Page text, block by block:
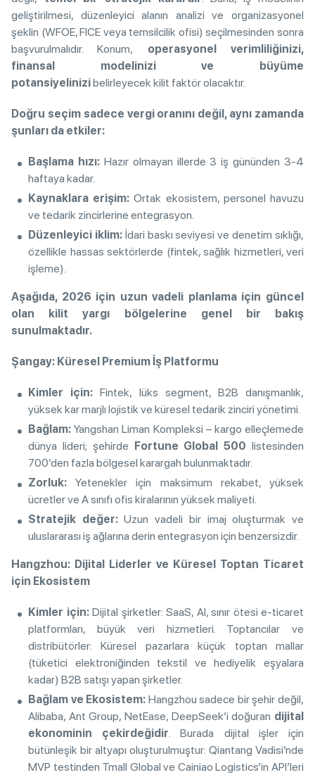
geliştirilmesi, düzenleyici alanın analizi ve organizasyonel
şeklin (WFOE, FICE veya temsilcilik ofisi) seçilmesinden sonra
başvurulmalıdır. Konum, operasyonel verimliliğinizi,
finansal modelinizi ve büyüme
potansiyelinizibelirleyecek kilit faktör olacaktır.
Doğru seçim sadece vergi oranını değil, aynı zamanda
şunları da etkiler:
Başlama hızı:Hazır olmayan illerde 3 iş gününden 3-4
haftaya kadar.
Kaynaklara erişim: Ortak ekosistem, personel havuzu
ve tedarik zincirlerine entegrasyon.
Düzenleyici iklim:İdari baskı seviyesi ve denetim sıklığı,
özellikle hassas sektörlerde (fintek, sağlık hizmetleri, veri
işleme).
Aşağıda, 2026 için uzun vadeli planlama için güncel
olan kilit yargı bölgelerine genel bir bakış
sunulmaktadır.
Şangay: Küresel Premium İş Platformu
Kimler için: Fintek, lüks segment, B2B danışmanlık,
yüksek kar marjlı lojistik ve küresel tedarik zinciri yönetimi.
Bağlam: Yangshan Liman Kompleksi – kargo elleçlemede
dünya lideri; şehirde Fortune Global 500 listesinden
700’den fazla bölgesel karargah bulunmaktadır.
Zorluk: Yetenekler için maksimum rekabet, yüksek
ücretler ve A sınıfı ofis kiralarının yüksek maliyeti.
Stratejik değer:Uzun vadeli bir imaj oluşturmak ve
uluslararası iş ağlarına derin entegrasyon için benzersizdir.
Hangzhou: Dijital Liderler ve Küresel Toptan Ticaret
için Ekosistem
Kimler için:Dijital şirketler: SaaS, AI, sınır ötesi e-ticaret
platformları, büyük veri hizmetleri. Toptancılar ve
distribütörler: Küresel pazarlara küçük toptan mallar
(tüketici elektroniğinden tekstil ve hediyelik eşyalara
kadar) B2B satışı yapan şirketler.
Bağlam ve Ekosistem: Hangzhou sadece bir şehir değil,
Alibaba, Ant Group, NetEase, DeepSeek’i doğuran dijital
ekonominin çekirdeğidir. Burada dijital işler için
bütünleşik bir altyapı oluşturulmuştur: Qiantang Vadisi’nde
MVP testinden Tmall Global ve Cainiao Logistics’in API’leri